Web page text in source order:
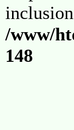
/www/
148